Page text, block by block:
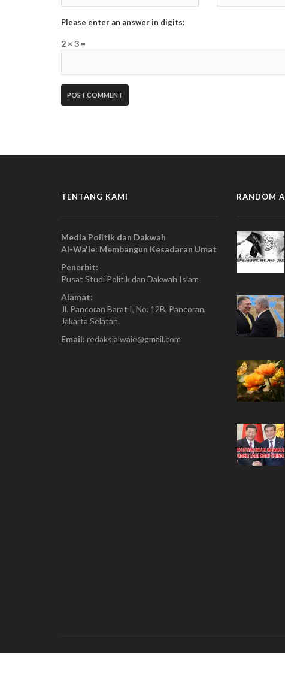
Please enter an answer in digits:
2 × 3 =
TENTANG KAMI
Media Politik dan Dakwah
Al-Wa'ie: Membangun Kesadaran Umat
Penerbit:
Pusat Studi Politik dan Dakwah Islam
Alamat:
Jl. Pancoran Barat I, No. 12B, Pancoran,
Jakarta Selatan.
Email: redaksialwaie@gmail.com
RANDOM